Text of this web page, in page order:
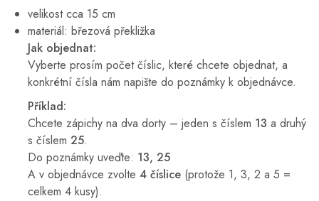
velikost cca 15 cm
materiál: březová překližka
Jak objednat:
Vyberte prosím počet číslic, které chcete objednat, a
konkrétní čísla nám napište do poznámky k objednávce.
Příklad:
Chcete zápichy na dva dorty – jeden s číslem 13 a druhý
s číslem 25.
Do poznámky uveďte: 13, 25
A v objednávce zvolte 4 číslice (protože 1, 3, 2 a 5 =
celkem 4 kusy).